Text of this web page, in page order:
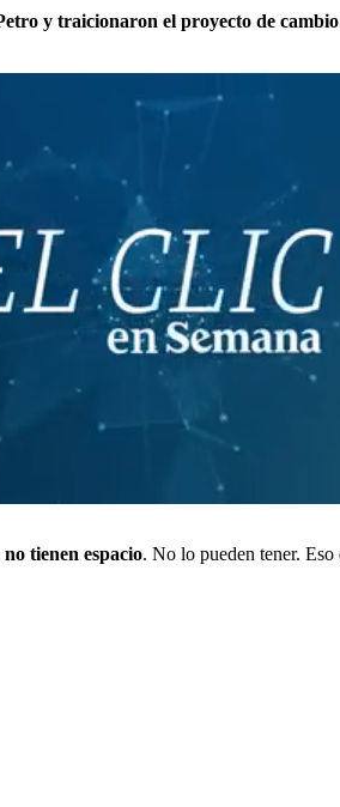
y traicionaron el proyecto de cambio
tienen espacio. No lo pueden tener. Eso